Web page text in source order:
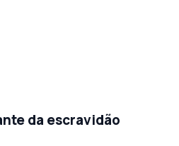
da escravidão